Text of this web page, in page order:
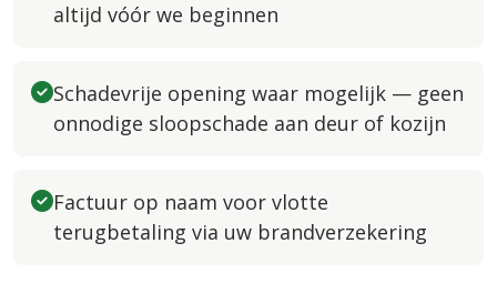
altijd vóór we beginnen
Schadevrije opening waar mogelijk — geen
onnodige sloopschade aan deur of kozijn
Factuur op naam voor vlotte
terugbetaling via uw brandverzekering